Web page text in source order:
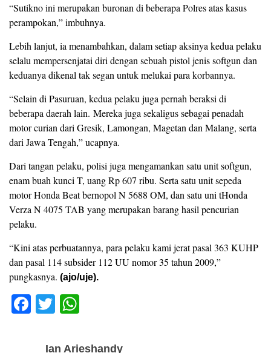
“Sutikno ini merupakan buronan di beberapa Polres atas kasus
perampokan,” imbuhnya.
Lebih lanjut, ia menambahkan, dalam setiap aksinya kedua pelaku
selalu mempersenjatai diri dengan sebuah pistol jenis softgun dan
keduanya dikenal tak segan untuk melukai para korbannya.
“Selain di Pasuruan, kedua pelaku juga pernah beraksi di
beberapa daerah lain. Mereka juga sekaligus sebagai penadah
motor curian dari Gresik, Lamongan, Magetan dan Malang, serta
dari Jawa Tengah,” ucapnya.
Dari tangan pelaku, polisi juga mengamankan satu unit softgun,
enam buah kunci T, uang Rp 607 ribu. Serta satu unit sepeda
motor Honda Beat bernopol N 5688 OM, dan satu uni tHonda
Verza N 4075 TAB yang merupakan barang hasil pencurian
pelaku.
“Kini atas perbuatannya, para pelaku kami jerat pasal 363 KUHP
dan pasal 114 subsider 112 UU nomor 35 tahun 2009,”
pungkasnya. (ajo/uje).
F
T
tt
at
Ian Arieshandy